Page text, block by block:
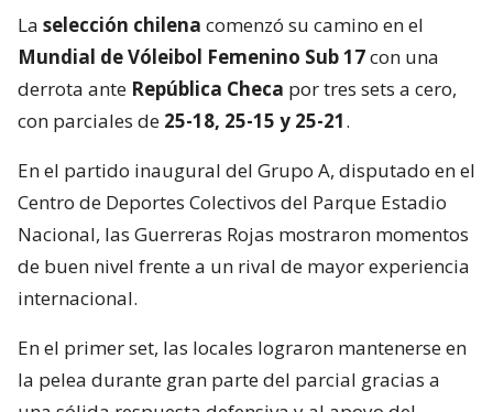
La selección chilena comenzó su camino en el
Mundial de Vóleibol Femenino Sub 17con una
derrota ante República Checa por tres sets a cero,
con parciales de 25-18, 25-15 y 25-21.
En el partido inaugural del Grupo A, disputado en el
Centro de Deportes Colectivos del Parque Estadio
Nacional, las Guerreras Rojas mostraron momentos
de buen nivel frente a un rival de mayor experiencia
internacional.
En el primer set, las locales lograron mantenerse en
la pelea durante gran parte del parcial gracias a